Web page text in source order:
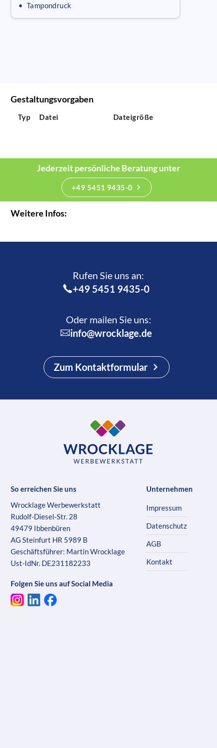
• Tampondruck
Gestaltungsvorgaben
Typ Datei Dateigröße
Jederzeit persönliche Beratung unter
+49 5451 9435-0
Weitere Infos:
Rufen Sie uns an:­
+49 5451 9435-0
Oder mailen Sie uns:
info@wrocklage.de
Zum Kontaktformular
So erreichen Sie uns
Wrocklage Werbewerkstatt
Rudolf-Diesel-Str. 28
49479 Ibbenbüren
AG Steinfurt HR 5989 B
Geschäftsführer: Martin Wrocklage
Ust-IdNr. DE231182233
Folgen Sie uns auf Social Media
Unternehmen
Impressum
Datenschutz
AGB
Kontakt